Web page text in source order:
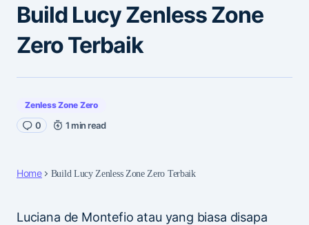
Build Lucy Zenless Zone
Zero Terbaik
Zenless Zone Zero
0 1 min read
Home Build Lucy Zenless Zone Zero Terbaik
Luciana de Montefio atau yang biasa disapa